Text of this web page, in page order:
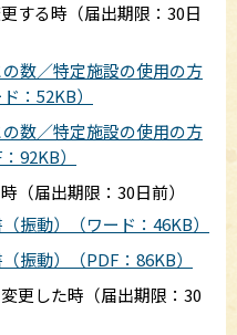
する時（届出期限：30日
数／特定施設の使用の方
：52KB）
数／特定施設の使用の方
92KB）
（届出期限：30日前）
振動）（ワード：46KB）
振動）（PDF：86KB）
更した時（届出期限：30